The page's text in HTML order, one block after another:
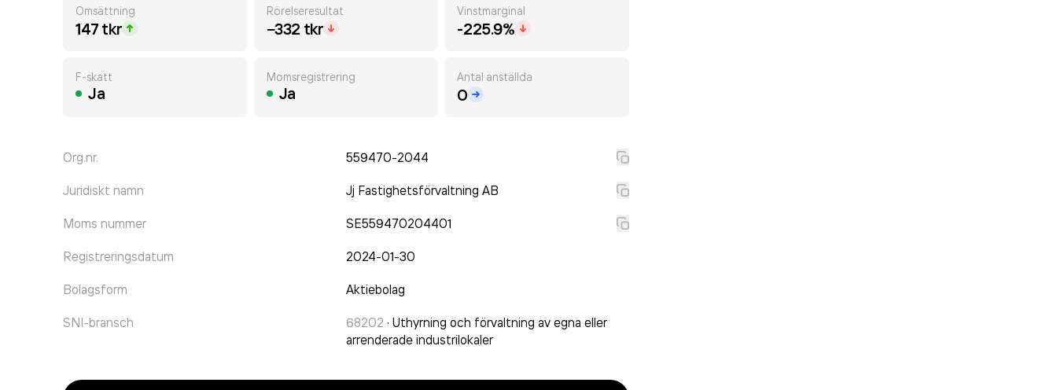
Omsättning
147 tkr
Rörelseresultat
−332 tkr
Vinstmarginal
-225.9%
F-skatt
Ja
Momsregistrering
Ja
Antal anställda
0
Org.nr. 559470-2044
Juridiskt namn Jj Fastighetsförvaltning AB
Moms nummer SE559470204401
Registreringsdatum 2024-01-30
Bolagsform Aktiebolag
SNI-bransch 68202 · Uthyrning och förvaltning av egna eller
arrenderade industrilokaler